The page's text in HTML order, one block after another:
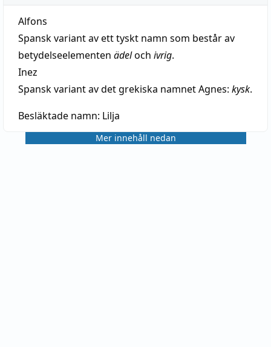
Alfons
Spansk variant av ett tyskt namn som består av
betydelseelementen ädeloch ivrig.
Inez
Spansk variant av det grekiska namnet Agnes: kysk.
Besläktade namn: Lilja
Mer innehåll nedan